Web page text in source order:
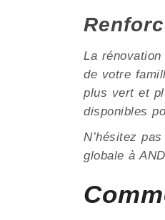
La
de votre
plus vert et
disponibles
N’hésitez
globale à